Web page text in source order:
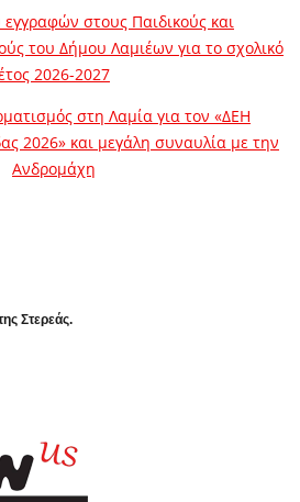
στους Παιδικούς και
του Δήμου Λαμιέων για το σχολικό
2026-2027
στη Λαμία για τον «ΔΕΗ
2026» και μεγάλη συναυλία με την
Ανδρομάχη
Στερεάς.